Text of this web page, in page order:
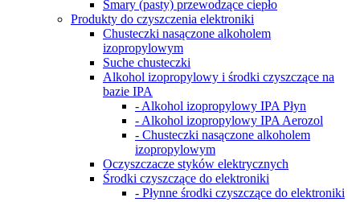
Smary (pasty) przewodzące ciepło
Produkty do czyszczenia elektroniki
Chusteczki nasączone alkoholem
izopropylowym
Suche chusteczki
Alkohol izopropylowy i środki czyszczące na
bazie IPA
- Alkohol izopropylowy IPA Płyn
- Alkohol izopropylowy IPA Aerozol
- Chusteczki nasączone alkoholem
izopropylowym
Oczyszczacze styków elektrycznych
Środki czyszczące do elektroniki
- Płynne środki czyszczące do elektroniki